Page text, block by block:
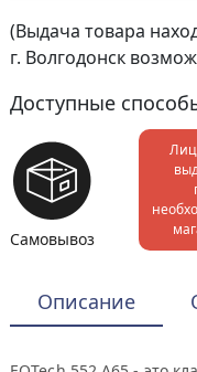
(Выдача товара
г. Волгодонск
Доступные
Самовывоз
Описание